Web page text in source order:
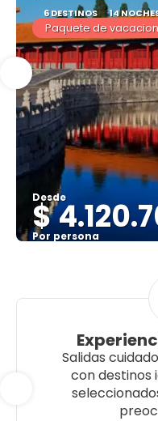
6 DESTINOS 14
Paquete de
Desde
$
Por persona
Salidas
con destinos